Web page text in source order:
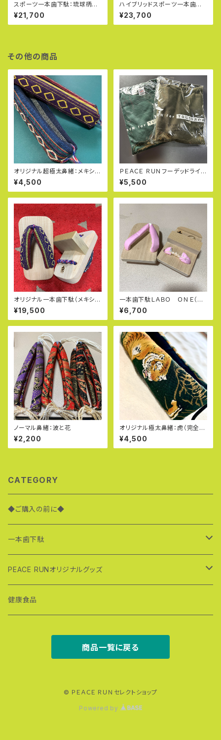
スポーツ一本歯下駄：琉球柄紅
型（びんがた）生成り青の極太鼻
緒・タイヤゴム付き
¥21,700
ハイブリッドスポーツ一本歯下
駄ＯＴＧ－２（アスリート仕様：ホ
ワイトモデル…専用ストラップ・
超極太鼻緒・耐摩耗保護ゴム付
¥23,700
その他の商品
オリジナル超極太鼻緒：メキシカ
ンドビー（完全ハンドメイド：パラ
コード使用）
¥4,500
ＰＥＡＣＥ ＲＵＮフーデッドライト
パーカ・ビッグシルエットスウェッ
トシャツ
¥5,500
オリジナル一本歯下駄（メキシカ
ンドビー極太鼻緒付き）
¥19,500
一本歯下駄ＬＡＢＯ ＯＮＥ（ラ
ボワン）Ｓピンク＊旧名：ＧＥＴＴ
Ａ（ゲッタ）保護ゴム装着済み
¥6,700
ノーマル鼻緒：波と花
¥2,200
オリジナル極太鼻緒：虎（完全ハ
ンドメイド）
¥4,500
CATEGORY
◆ご購入の前に◆
一本歯下駄
スポーツ一本歯下駄
ＳＨＵＧＥＮ（修験）シリーズ
GETA LABOの製品
PEACE RUNオリジナルグッズ
ＰＥＡＣＥ ＲＵＮＴシャツ
健康食品
商品一覧に戻る
© ＰＥＡＣＥ ＲＵＮセレクトショップ
Powered by